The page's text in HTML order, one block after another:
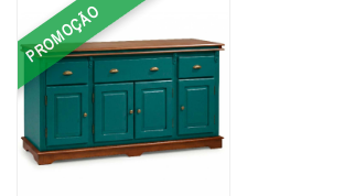
PROMOÇÃO